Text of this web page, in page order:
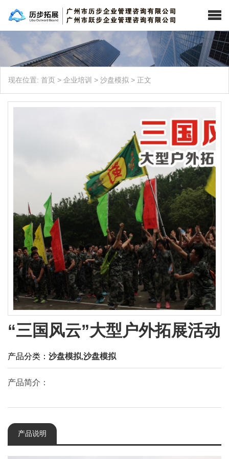
现在位置: 首页 > 企业培训 > 沙盘模拟 > 正文
“三国风云”大型户外拓展活动
产品分类： 沙盘模拟,沙盘模拟
产品简介：
产品说明